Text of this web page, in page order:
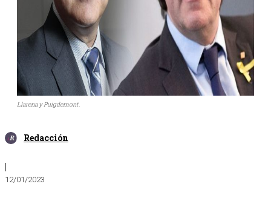
Llarena y Puigdemont.
Redacción
|
12/01/2023